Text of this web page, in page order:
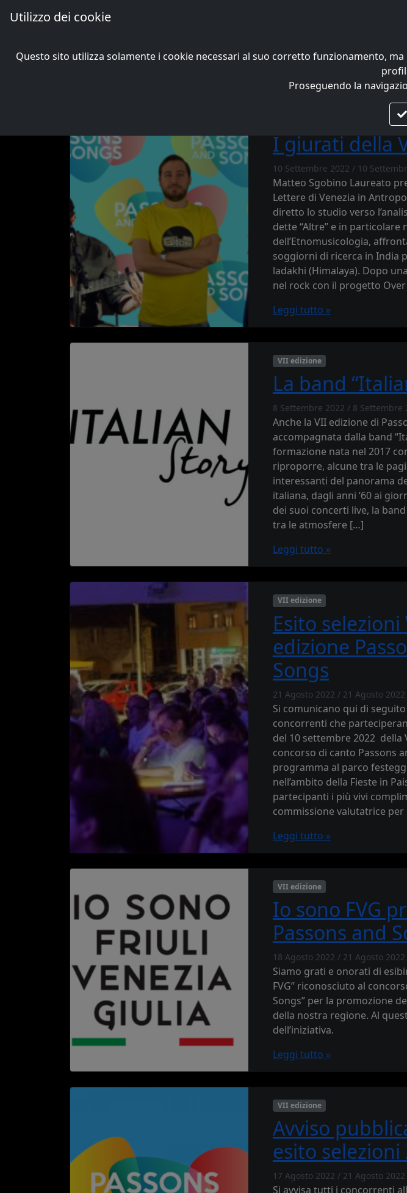
Passons and Songs
Utilizzo dei cookie
Questo sito utilizza solamente i cookie necessari al suo corretto funzionamento,
Proseguendo la
I giurati della
10 Settembre 2022 / 10
Matteo Sgobino Laureato
Lettere di Venezia in
diretto lo studio verso
dette “Altre” e in particolare
dell’Etnomusicologia,
soggiorni di ricerca in India
ladakhi (Himalaya). Dopo
nel rock con il progetto Over
Leggi tutto »
VII edizione
La band
8 Settembre 2022 / 8 Settembre
Anche la VII edizione di
accompagnata dalla band
formazione nata nel 2017
riproporre, alcune tra le
interessanti del panorama
italiana, dagli anni ‘60 ai
dei suoi concerti live, la
tra le atmosfere […]
Leggi tutto »
VII edizione
Esito selezioni
edizione
Songs
21 Agosto 2022 / 21 Agosto 2022
Si comunicano qui di
concorrenti che
del 10 settembre 2022 della
concorso di canto Passons
programma al parco
nell’ambito della Fieste in
partecipanti i più vivi
commissione valutatrice
Leggi tutto »
VII edizione
Io sono FVG
Passons and
18 Agosto 2022 / 21 Agosto 2022
Siamo grati e onorati di
FVG” riconosciuto al
Songs” per la promozione
della nostra regione. Al
dell’iniziativa.
Leggi tutto »
VII edizione
Avviso
esito selezioni
17 Agosto 2022 / 21 Agosto 2022
Si avvisa tutti i concorrenti